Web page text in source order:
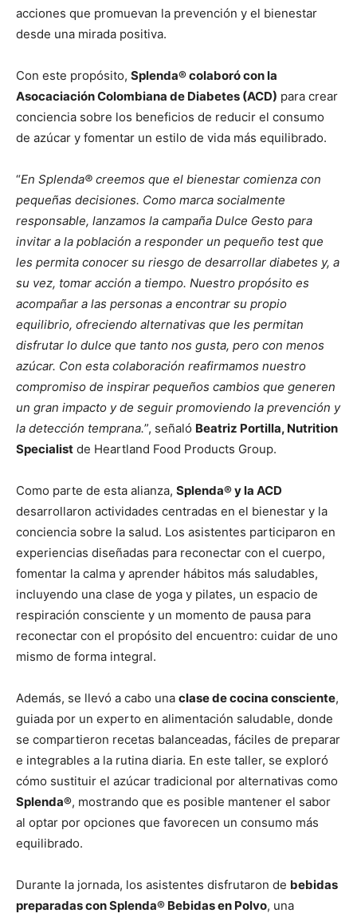
acciones que promuevan la prevención y el bienestar
desde una mirada positiva.
Con este propósito, Splenda® colaboró con la
Asocaciación Colombiana de Diabetes (ACD) para crear
conciencia sobre los beneficios de reducir el consumo
de azúcar y fomentar un estilo de vida más equilibrado.
“En Splenda® creemos que el bienestar comienza con
pequeñas decisiones. Como marca socialmente
responsable, lanzamos la campaña Dulce Gesto para
invitar a la población a responder un pequeño test que
les permita conocer su riesgo de desarrollar diabetes y, a
su vez, tomar acción a tiempo. Nuestro propósito es
acompañar a las personas a encontrar su propio
equilibrio, ofreciendo alternativas que les permitan
disfrutar lo dulce que tanto nos gusta, pero con menos
azúcar. Con esta colaboración reafirmamos nuestro
compromiso de inspirar pequeños cambios que generen
un gran impacto y de seguir promoviendo la prevención y
la detección temprana.”, señaló Beatriz Portilla, Nutrition
Specialist de Heartland Food Products Group.
Como parte de esta alianza, Splenda® y la ACD
desarrollaron actividades centradas en el bienestar y la
conciencia sobre la salud. Los asistentes participaron en
experiencias diseñadas para reconectar con el cuerpo,
fomentar la calma y aprender hábitos más saludables,
incluyendo una clase de yoga y pilates, un espacio de
respiración consciente y un momento de pausa para
reconectar con el propósito del encuentro: cuidar de uno
mismo de forma integral.
Además, se llevó a cabo una clase de cocina consciente,
guiada por un experto en alimentación saludable, donde
se compartieron recetas balanceadas, fáciles de preparar
e integrables a la rutina diaria. En este taller, se exploró
cómo sustituir el azúcar tradicional por alternativas como
Splenda®, mostrando que es posible mantener el sabor
al optar por opciones que favorecen un consumo más
equilibrado.
Durante la jornada, los asistentes disfrutaron de bebidas
preparadas con Splenda® Bebidas en Polvo, una